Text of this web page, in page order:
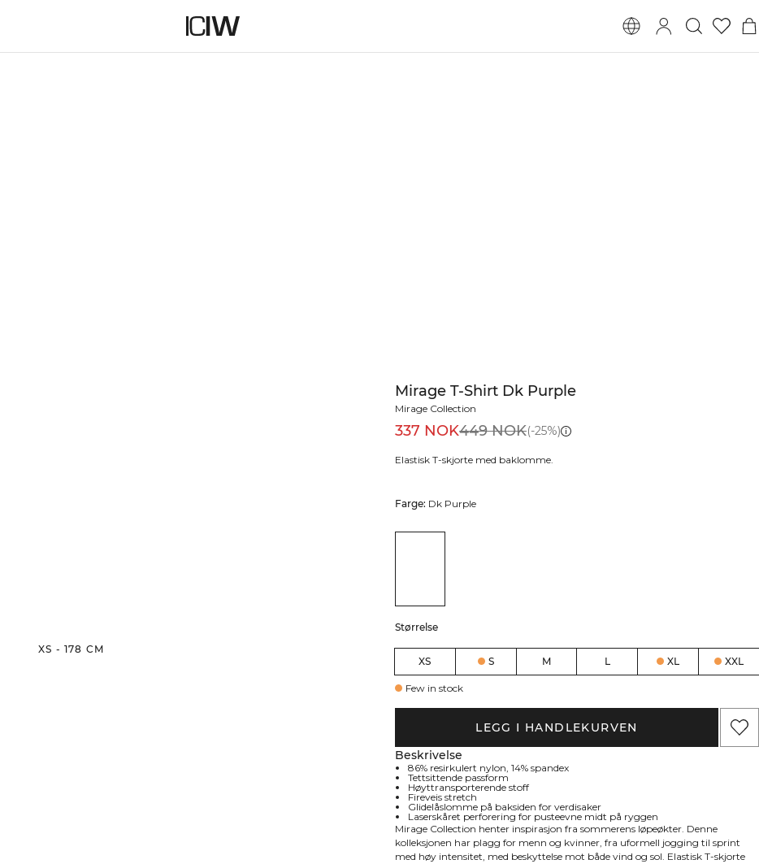
XS - 178 CM
Mirage T-Shirt Dk Purple
Mirage Collection
337 NOK449 NOK(-25%)
Elastisk T-skjorte med baklomme.
Farge: Dk Purple
Størrelse
XS S M L XL XXL
Few in stock
LEGG I HANDLEKURVEN
Beskrivelse
86% resirkulert nylon, 14% spandex
Tettsittende passform
Høyttransporterende stoff
Fireveis stretch
Glidelåslomme på baksiden for verdisaker
Laserskåret perforering for pusteevne midt på ryggen
Mirage Collection henter inspirasjon fra sommerens løpeøkter. Denne
kolleksjonen har plagg for menn og kvinner, fra uformell jogging til sprint
med høy intensitet, med beskyttelse mot både vind og sol. Elastisk T-skjorte